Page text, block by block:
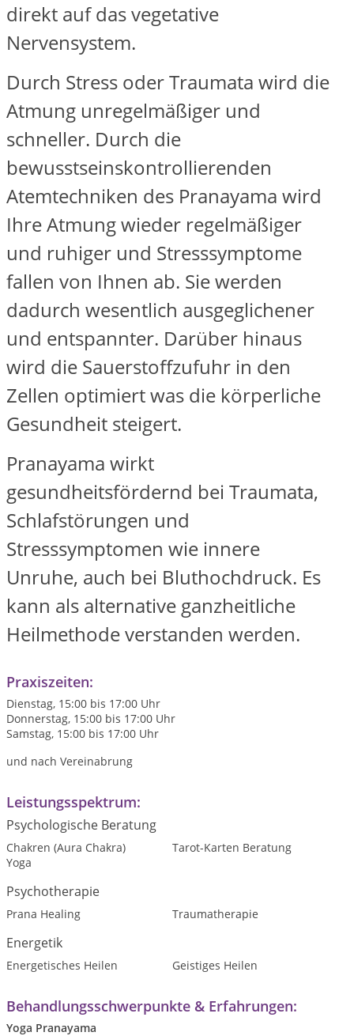
direkt auf das vegetative
Nervensystem.
Durch Stress oder Traumata wird die
Atmung unregelmäßiger und
schneller. Durch die
bewusstseinskontrollierenden
Atemtechniken des Pranayama wird
Ihre Atmung wieder regelmäßiger
und ruhiger und Stresssymptome
fallen von Ihnen ab. Sie werden
dadurch wesentlich ausgeglichener
und entspannter. Darüber hinaus
wird die Sauerstoffzufuhr in den
Zellen optimiert was die körperliche
Gesundheit steigert.
Pranayama wirkt
gesundheitsfördernd bei Traumata,
Schlafstörungen und
Stresssymptomen wie innere
Unruhe, auch bei Bluthochdruck. Es
kann als alternative ganzheitliche
Heilmethode verstanden werden.
Praxiszeiten:
Dienstag, 15:00 bis 17:00 Uhr
Donnerstag, 15:00 bis 17:00 Uhr
Samstag, 15:00 bis 17:00 Uhr
und nach Vereinabrung
Leistungsspektrum:
Psychologische Beratung
Chakren (Aura Chakra)
Tarot-Karten Beratung
Yoga
Psychotherapie
Prana Healing Traumatherapie
Energetik
Energetisches Heilen Geistiges Heilen
Behandlungsschwerpunkte & Erfahrungen:
Yoga Pranayama